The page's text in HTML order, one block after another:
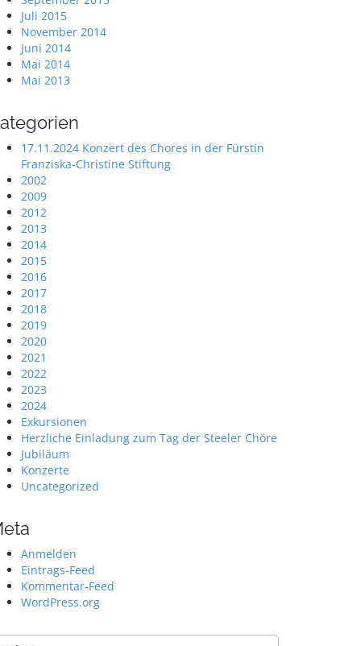
Juli 2015
November 2014
Juni 2014
Mai 2014
Mai 2013
17.11.2024 Konzert des Chores in der Fürstin
Franziska-Christine Stiftung
2002
2009
2012
2013
2014
2015
2016
2017
2018
2019
2020
2021
2022
2023
2024
Exkursionen
Herzliche Einladung zum Tag der Steeler Chöre
Jubiläum
Konzerte
Uncategorized
Anmelden
Eintrags-Feed
Kommentar-Feed
WordPress.org